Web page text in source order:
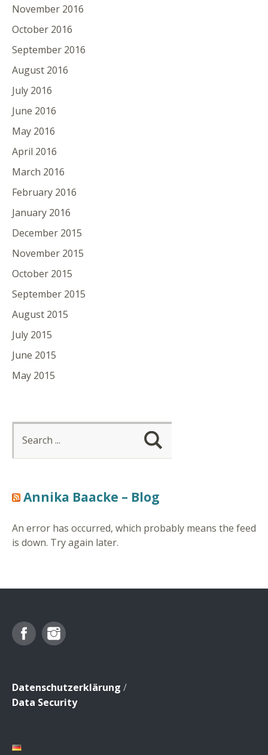
November 2016
October 2016
September 2016
August 2016
July 2016
June 2016
May 2016
April 2016
March 2016
February 2016
January 2016
December 2015
November 2015
October 2015
September 2015
August 2015
July 2015
June 2015
May 2015
Annika Baacke – Blog
An error has occurred, which probably means the feed
is down. Try again later.
Facebook
Datenschutzerklärung /
Data Security